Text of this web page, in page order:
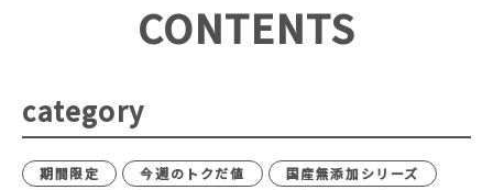
20個入り
最大12%OFF
CONTENTS
category
期間限定 今週のトクだ値
国産無添加シリーズ